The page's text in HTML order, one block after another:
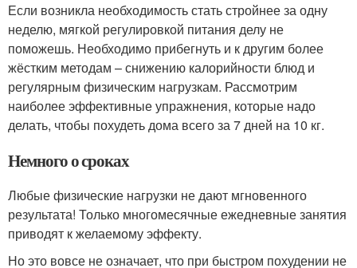
Если возникла необходимость стать стройнее за одну
неделю, мягкой регулировкой питания делу не
поможешь. Необходимо прибегнуть и к другим более
жёстким методам – снижению калорийности блюд и
регулярным физическим нагрузкам. Рассмотрим
наиболее эффективные упражнения, которые надо
делать, чтобы похудеть дома всего за 7 дней на 10 кг.
Немного о сроках
Любые физические нагрузки не дают мгновенного
результата! Только многомесячные ежедневные занятия
приводят к желаемому эффекту.
Но это вовсе не означает, что при быстром похудении не